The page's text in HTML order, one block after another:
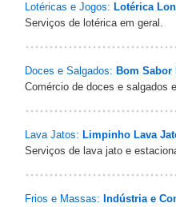
Lotéricas e Jogos: Lotérica
Serviços de lotérica em geral.
Doces e Salgados: Bom Sabor
Comércio de doces e salgados
Lava Jatos: Limpinho Lava
Serviços de lava jato e
Frios e Massas: Indústria e